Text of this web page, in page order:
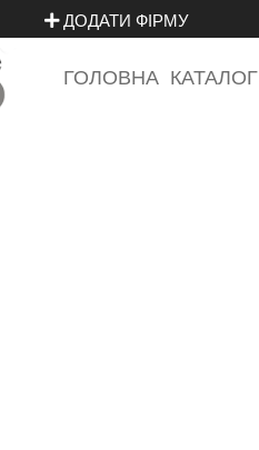
ДОДАТИ ФІРМУ
ГОЛОВНА КАТАЛОГ